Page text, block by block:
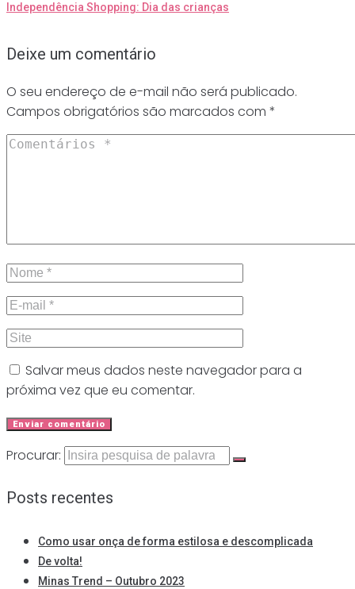
Independência Shopping: Dia das crianças
Deixe um comentário
O seu endereço de e-mail não será publicado.
Campos obrigatórios são marcados com *
Salvar meus dados neste navegador para a
próxima vez que eu comentar.
Procurar:
Posts recentes
Como usar onça de forma estilosa e descomplicada
De volta!
Minas Trend – Outubro 2023